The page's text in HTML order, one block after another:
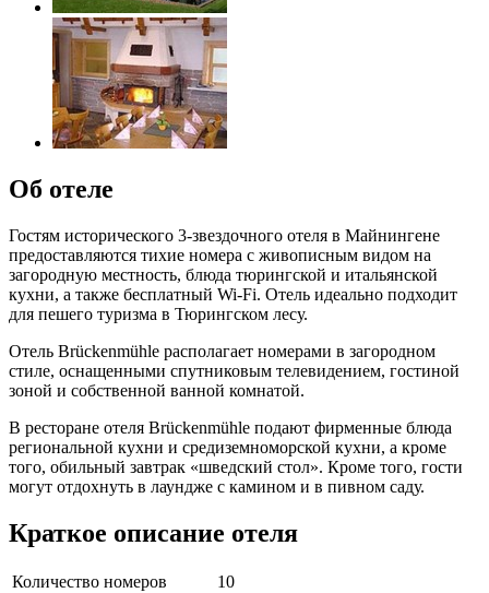
Об отеле
Гостям исторического 3-звездочного отеля в Майнингене
предоставляются тихие номера с живописным видом на
загородную местность, блюда тюрингской и итальянской
кухни, а также бесплатный Wi-Fi. Отель идеально подходит
для пешего туризма в Тюрингском лесу.
Отель Brückenmühle располагает номерами в загородном
стиле, оснащенными спутниковым телевидением, гостиной
зоной и собственной ванной комнатой.
В ресторане отеля Brückenmühle подают фирменные блюда
региональной кухни и средиземноморской кухни, а кроме
того, обильный завтрак «шведский стол». Кроме того, гости
могут отдохнуть в лаундже с камином и в пивном саду.
Краткое описание отеля
Количество номеров
10